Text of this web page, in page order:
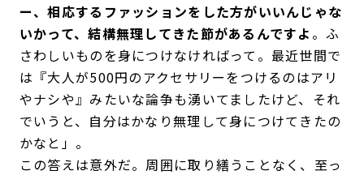
ー、相応するファッションをした方がいいんじゃな
いかって、結構無理してきた節があるんですよ 。ふ
さわしいものを身につけなければって。最近世間で
は『大人が500円のアクセサリーをつけるのはアリ
やナシや』みたいな論争も湧いてましたけど、それ
でいうと、自分はかなり無理して身につけてきたの
かなと」。
この答えは意外だ。周囲に取り繕うことなく、至っ